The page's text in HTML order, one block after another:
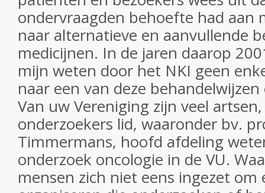
ondervraagden behoefte had aan
naar alternatieve en aanvullende
medicijnen. In de jaren daarop
mijn weten door het NKI geen
naar een van deze
Van uw Vereniging zijn veel
onderzoekers lid, waaronder bv.
Timmermans, hoofd afdeling
onderzoek oncologie in de VU.
mensen zich niet eens ingezet